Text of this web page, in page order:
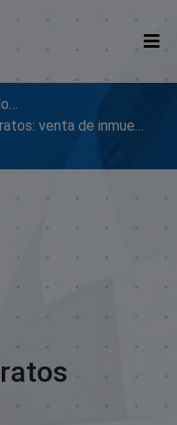
Repositorio Digital SenadoRD
Contratos: venta de inmuebles, enmiendas y donaciones